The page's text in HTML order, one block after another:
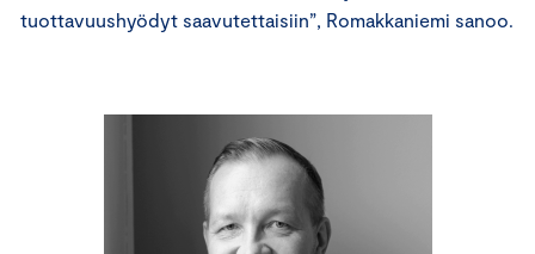
tuottavuushyödyt saavutettaisiin”, Romakkaniemi sanoo.